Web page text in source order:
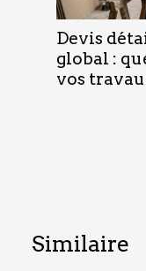
Devis
global :
vos
Similaire